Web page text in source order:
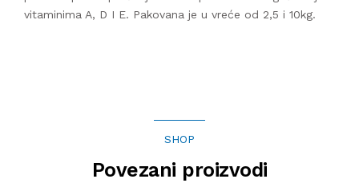
vitaminima A, D I E. Pakovana je u vreće od 2,5 i 10kg.
SHOP
Povezani proizvodi